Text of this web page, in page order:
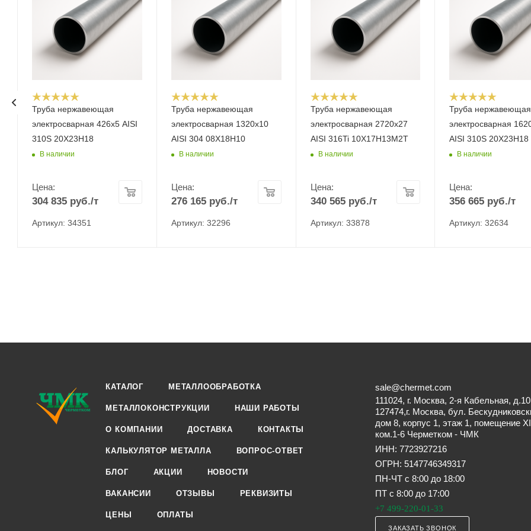
Труба нержавеющая
электросварная 426х5 AISI
310S 20Х23Н18
В наличии
Цена:
304 835 руб./т
Артикул: 34351
Труба нержавеющая
электросварная 1320х10
AISI 304 08Х18Н10
В наличии
Цена:
276 165руб./т
Артикул: 32296
Труба нержавеющая
электросварная 2720х27
AISI 316Ti 10Х17Н13М2Т
В наличии
Цена:
340 565руб./т
Артикул: 33878
Труба нержавеющая
электросварная
AISI 310S 20Х23Н18
В наличии
Цена:
356 665 руб./т
Артикул: 32634
КАТАЛОГ МЕТАЛЛООБРАБОТКА
МЕТАЛЛОКОНСТРУКЦИИ НАШИ РАБОТЫ
О КОМПАНИИ ДОСТАВКА КОНТАКТЫ
КАЛЬКУЛЯТОР МЕТАЛЛА ВОПРОС-ОТВЕТ
БЛОГ АКЦИИ НОВОСТИ
ВАКАНСИИ ОТЗЫВЫ РЕКВИЗИТЫ
ЦЕНЫ ОПЛАТЫ
sale@chermet.com
111024, г. Москва, 2-я Кабельная, д.10
127474,г. Москва, бул.
дом 8, корпус 1, этаж 1, помещение
ком.1-6 Черметком - ЧМК
ИНН: 7723927216
ОГРН: 5147746349317
ПН-ЧТ с 8:00 до 18:00
ПТ с 8:00 до 17:00
+7 499-220-01-33
ЗАКАЗАТЬ ЗВОНОК